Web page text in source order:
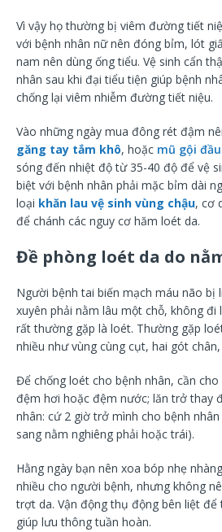
Vì vậy họ thường bị viêm đường tiết
với bệnh nhân nữ nên đóng bỉm, lót
nam nên dùng ống tiểu. Vệ sinh cẩn
nhân sau khi đại tiểu tiện giúp bệnh
chống lại viêm nhiễm đường tiết niệu.
Vào những ngày mua đông rét đậm
găng tay tắm khô, hoặc mũ gội
sóng đến nhiệt độ từ 35-40 độ để vệ
biệt với bệnh nhân phải mặc bỉm dài
loại khăn lau vệ sinh vùng chậu, cơ
để chánh các nguy cơ hăm loét da.
Đề phòng loét da do
Người bệnh tai biến mạch máu não
xuyên phải nằm lâu một chỗ, không
rất thường gặp là loét. Thường gặp
nhiều như vùng cùng cụt, hai gót
Để chống loét cho bệnh nhân, cần
đệm hơi hoặc đệm nước; lăn trở thay
nhân: cứ 2 giờ trở mình cho bệnh
sang nằm nghiêng phải hoặc trái).
Hằng ngày bạn nên xoa bóp nhẹ
nhiều cho người bệnh, nhưng không
trợt da. Vận động thụ động bên liệt để
giúp lưu thông tuần hoàn.